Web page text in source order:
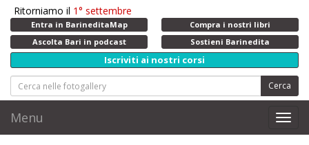
Ritorniamo il 1° settembre
Entra in BarineditaMap
Compra i nostri libri
Ascolta Bari in podcast
Sostieni Barinedita
Iscriviti ai nostri corsi
Cerca
Menu